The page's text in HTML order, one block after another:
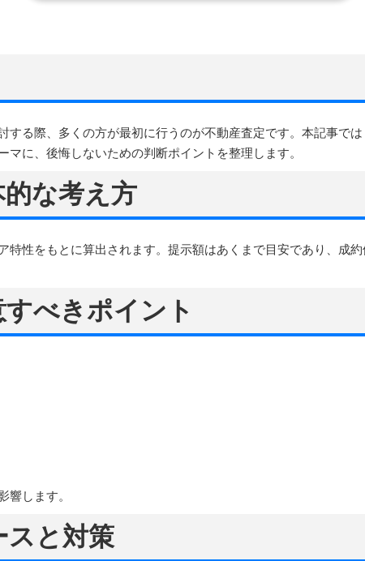
する際、多くの方が最初に行うのが不動産査定です。本記事で
に、後悔しないための判断ポイントを整理します。
な考え方
特性をもとに算出されます。提示額はあくまで目安であり、成
べきポイント
響します。
スと対策